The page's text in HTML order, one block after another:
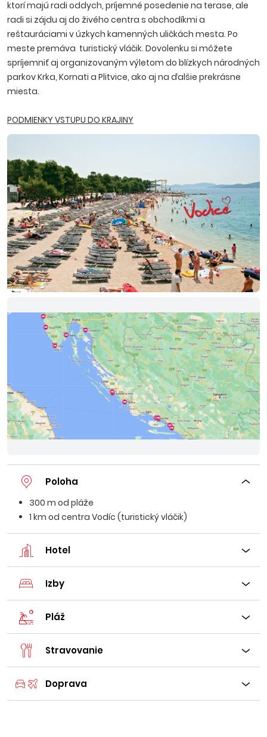
ktorí majú radi oddych, príjemné posedenie na terase, ale
radi si zájdu aj do živého centra s obchodíkmi a
reštauráciami v úzkych kamenných uličkách mesta. Po
meste premáva turistický vláčik. Dovolenku si môžete
spríjemniť aj organizovaným výletom do blízkych národných
parkov Krka, Kornati a Plitvice, ako aj na ďalšie prekrásne
miesta.
PODMIENKY VSTUPU DO KRAJINY
Poloha
300 m od pláže
1 km od centra Vodíc (turistický vláčik)
Hotel
Izby
Pláž
Stravovanie
Doprava